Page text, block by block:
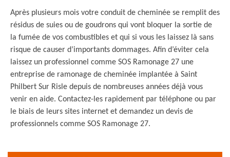
Après plusieurs mois votre conduit de cheminée se remplit des
résidus de suies ou de goudrons qui vont bloquer la sortie de
la fumée de vos combustibles et qui si vous les laissez là sans
risque de causer d’importants dommages. Afin d’éviter cela
laissez un professionnel comme SOS Ramonage 27 une
entreprise de ramonage de cheminée implantée à Saint
Philbert Sur Risle depuis de nombreuses années déjà vous
venir en aide. Contactez-les rapidement par téléphone ou par
le biais de leurs sites internet et demandez un devis de
professionnels comme SOS Ramonage 27.